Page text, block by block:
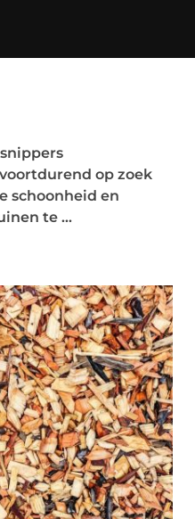
op zoek
schoonheid en
te ...